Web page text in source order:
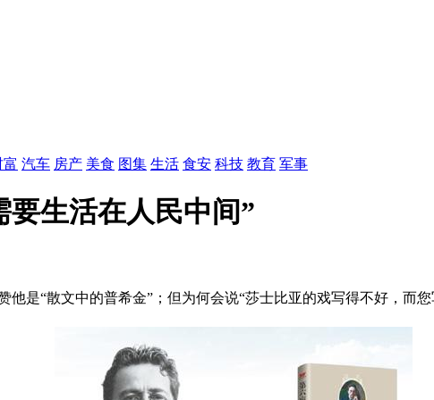
富 汽车 房产 美食 图集 生活 食安 科技 教育 军事
要生活在人民中间”
是“散文中的普希金”；但为何会说“莎士比亚的戏写得不好，而